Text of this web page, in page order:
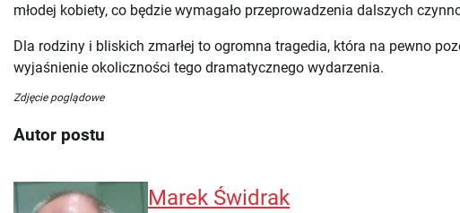
młodej kobiety, co będzie wymagało przeprowadzenia dalszych
Dla rodziny i bliskich zmarłej to ogromna tragedia, która na pewno
wyjaśnienie okoliczności tego dramatycznego wydarzenia.
Zdjęcie poglądowe
Autor postu
Marek Świdrak